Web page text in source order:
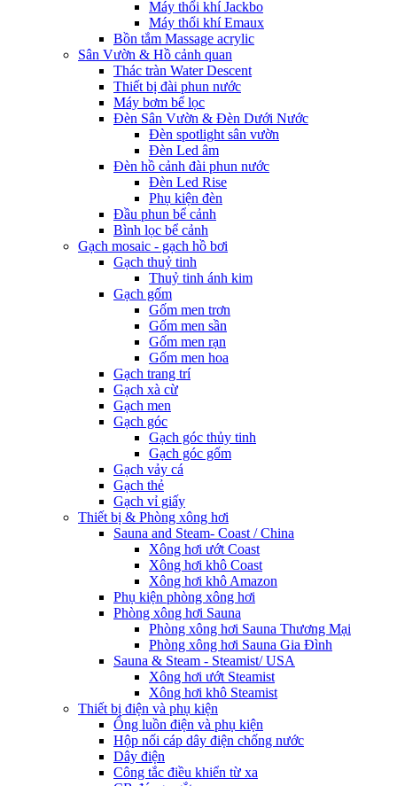
Máy thổi khí Jackbo
Máy thổi khí Emaux
Bồn tắm Massage acrylic
Sân Vườn & Hồ cảnh quan
Thác tràn Water Descent
Thiết bị đài phun nước
Máy bơm bể lọc
Đèn Sân Vườn & Đèn Dưới Nước
Đèn spotlight sân vườn
Đèn Led âm
Đèn hồ cảnh đài phun nước
Đèn Led Rise
Phụ kiện đèn
Đầu phun bể cảnh
Bình lọc bể cảnh
Gạch mosaic - gạch hồ bơi
Gạch thuỷ tinh
Thuỷ tinh ánh kim
Gạch gốm
Gốm men trơn
Gốm men sần
Gốm men rạn
Gốm men hoa
Gạch trang trí
Gạch xà cừ
Gạch men
Gạch góc
Gạch góc thủy tinh
Gạch góc gốm
Gạch vảy cá
Gạch thẻ
Gạch vỉ giấy
Thiết bị & Phòng xông hơi
Sauna and Steam- Coast / China
Xông hơi ướt Coast
Xông hơi khô Coast
Xông hơi khô Amazon
Phụ kiện phòng xông hơi
Phòng xông hơi Sauna
Phòng xông hơi Sauna Thương Mại
Phòng xông hơi Sauna Gia Đình
Sauna & Steam - Steamist/ USA
Xông hơi ướt Steamist
Xông hơi khô Steamist
Thiết bị điện và phụ kiện
Ống luồn điện và phụ kiện
Hộp nối cáp dây điện chống nước
Dây điện
Công tắc điều khiển từ xa